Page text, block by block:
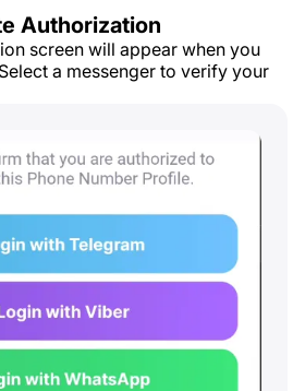
Authorization
screen will appear when you
a messenger to verify your